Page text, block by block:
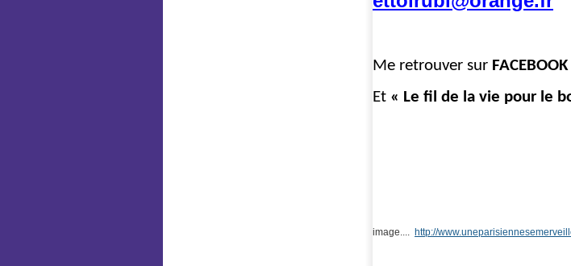
Me retrouver sur FACEBOOK
Et « Le fil de la vie pour le
image.... http://